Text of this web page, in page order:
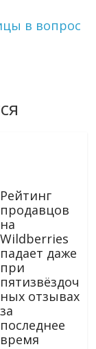
в вопрос
Рейтинг
продавцов
на
Wildberries
падает даже
при
пятизвёздоч
ных отзывах
за
последнее
время